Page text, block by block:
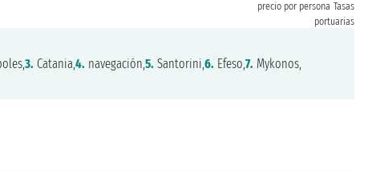
precio por persona Tasas
portuarias
3. Catania,4. navegación,5. Santorini,6. Efeso,7. Mykonos,